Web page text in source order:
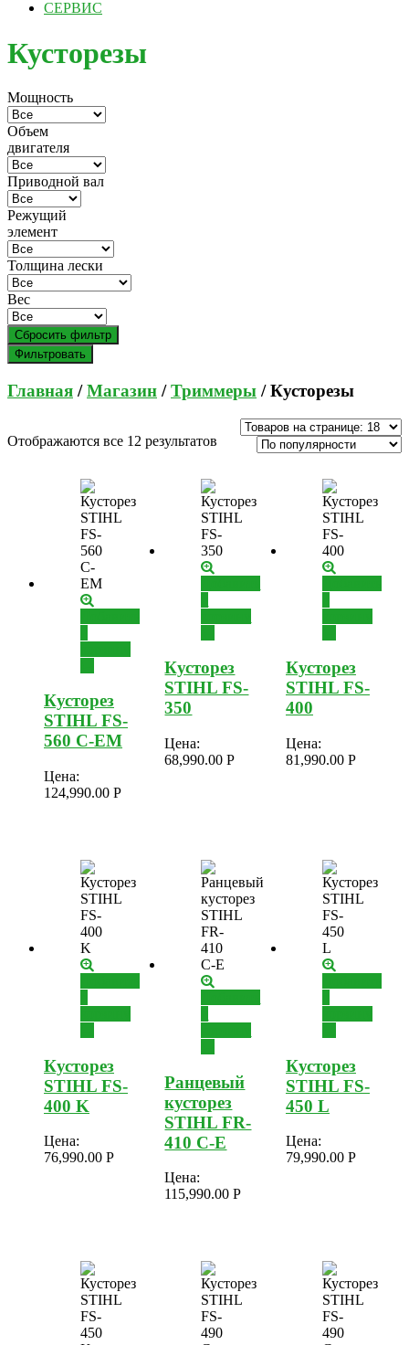
СЕРВИС
Кусторезы
Мощность
Объем
двигателя
Приводной вал
Режущий
элемент
Толщина лески
Вес
Сбросить фильтр
Фильтровать
Главная /Магазин /Триммеры / Кусторезы
Отображаются все 12 результатов
Кусторез
STIHL FS-
560 C-EM
Цена:
124,990.00 Р
Кусторез
STIHL FS-
350
Цена:
68,990.00Р
Кусторез
STIHL FS-
400
Цена:
81,990.00 Р
Кусторез
STIHL FS-
400 K
Цена:
76,990.00 Р
Ранцевый
кусторез
STIHL FR-
410 C-E
Цена:
115,990.00Р
Кусторез
STIHL FS-
450 L
Цена:
79,990.00 Р